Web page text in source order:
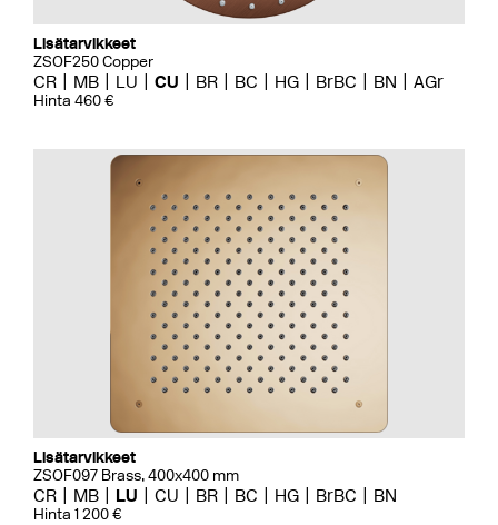
Lisätarvikkeet
ZSOF250 Copper
CR MB LU CU BR BC HG BrBC BN AGr
Hinta 460 €
Lisätarvikkeet
ZSOF097 Brass, 400x400 mm
CR MB LU CU BR BC HG BrBC BN
Hinta 1 200 €